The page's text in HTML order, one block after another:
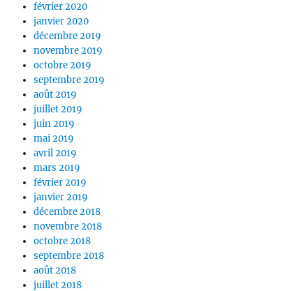
février 2020
janvier 2020
décembre 2019
novembre 2019
octobre 2019
septembre 2019
août 2019
juillet 2019
juin 2019
mai 2019
avril 2019
mars 2019
février 2019
janvier 2019
décembre 2018
novembre 2018
octobre 2018
septembre 2018
août 2018
juillet 2018